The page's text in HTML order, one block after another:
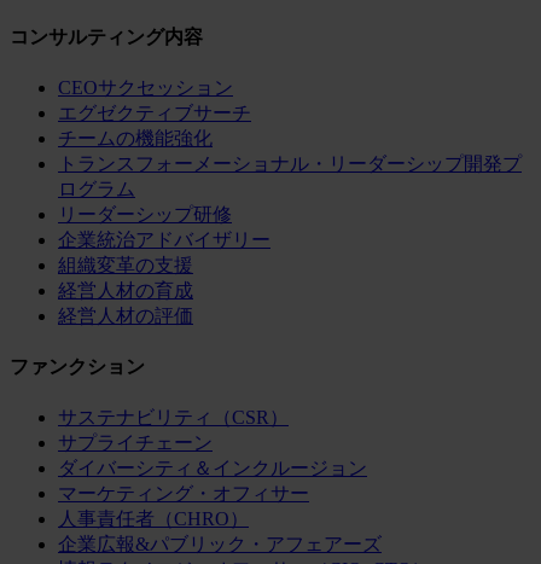
コンサルティング内容
CEOサクセッション
エグゼクティブサーチ
チームの機能強化
トランスフォーメーショナル・リーダーシップ開発プ
ログラム
リーダーシップ研修
企業統治アドバイザリー
組織変革の支援
経営人材の育成
経営人材の評価
ファンクション
サステナビリティ（CSR）
サプライチェーン
ダイバーシティ＆インクルージョン
マーケティング・オフィサー
人事責任者（CHRO）
企業広報&パブリック・アフェアーズ